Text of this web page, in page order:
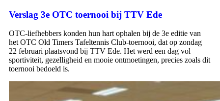
Verslag 3e OTC toernooi bij TTV Ede
OTC‑liefhebbers konden hun hart ophalen bij de 3e editie van
het OTC Old Timers Tafeltennis Club‑toernooi, dat op zondag
22 februari plaatsvond bij TTV Ede. Het werd een dag vol
sportiviteit, gezelligheid en mooie ontmoetingen, precies zoals dit
toernooi bedoeld is.